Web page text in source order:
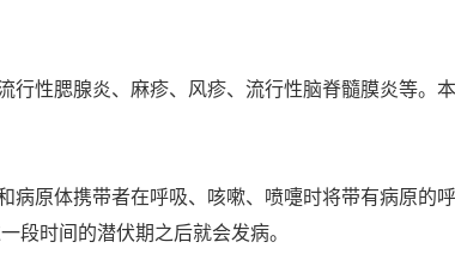
性腮腺炎、麻疹、风疹、流行性脑脊髓膜炎等。
原体携带者在呼吸、咳嗽、喷嚏时将带有病原的
段时间的潜伏期之后就会发病。